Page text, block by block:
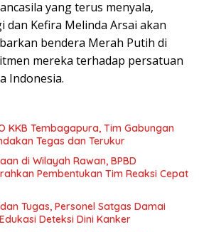
yang terus menyala,
dan Kefira Melinda Arsai akan
bendera Merah Putih di
mereka terhadap persatuan
Indonesia.
KKB Tembagapura, Tim Gabungan
Tegas dan Terukur
di Wilayah Rawan, BPBD
Pembentukan Tim Reaksi Cepat
Tugas, Personel Satgas Damai
Deteksi Dini Kanker